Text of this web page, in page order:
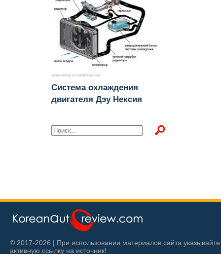
Система охлаждения
двигателя Дэу Нексия
© 2017-2026 | При использовании материалов сайта указывайте
активную ссылку на источник!